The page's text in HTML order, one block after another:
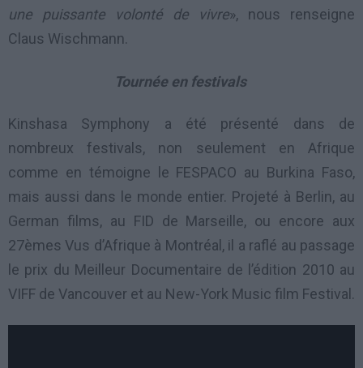
une puissante volonté de vivre», nous renseigne
Claus Wischmann.
Tournée en festivals
Kinshasa Symphony a été présenté dans de
nombreux festivals, non seulement en Afrique
comme en témoigne le FESPACO au Burkina Faso,
mais aussi dans le monde entier. Projeté à Berlin, au
German films, au FID de Marseille, ou encore aux
27èmes Vus d’Afrique à Montréal, il a raflé au passage
le prix du Meilleur Documentaire de l’édition 2010 au
VIFF de Vancouver et au New-York Music film Festival.